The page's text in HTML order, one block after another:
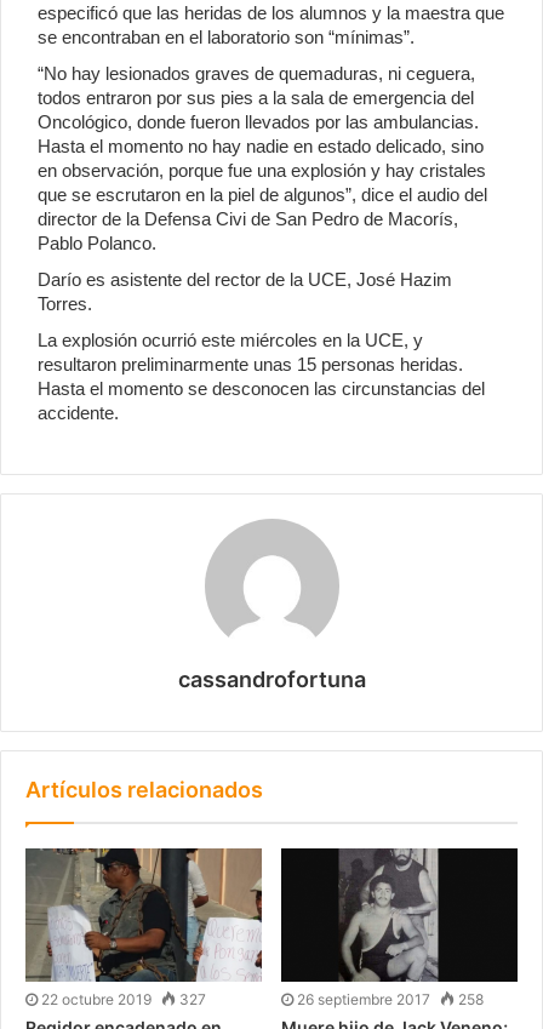
especificó que las heridas de los alumnos y la maestra que
se encontraban en el laboratorio son “mínimas”.
“No hay lesionados graves de quemaduras, ni ceguera,
todos entraron por sus pies a la sala de emergencia del
Oncológico, donde fueron llevados por las ambulancias.
Hasta el momento no hay nadie en estado delicado, sino
en observación, porque fue una explosión y hay cristales
que se escrutaron en la piel de algunos”, dice el audio del
director de la Defensa Civi de San Pedro de Macorís,
Pablo Polanco.
Darío es asistente del rector de la UCE, José Hazim
Torres.
La explosión ocurrió este miércoles en la UCE, y
resultaron preliminarmente unas 15 personas heridas.
Hasta el momento se desconocen las circunstancias del
accidente.
cassandrofortuna
Artículos relacionados
22 octubre 2019 327 26 septiembre 2017 258